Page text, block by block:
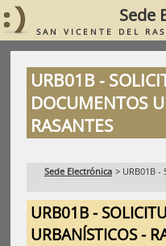
Sede
URB01B -
DOCUMENTOS
RASANTES
Sede Electrónica > URB01B
URB01B -
URBANÍSTICOS -